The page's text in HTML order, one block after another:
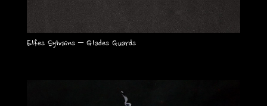
Elfes Sylvains – Glades Guards